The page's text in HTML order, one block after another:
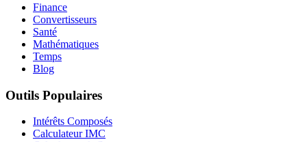
Finance
Convertisseurs
Santé
Mathématiques
Temps
Blog
Outils Populaires
Intérêts Composés
Calculateur IMC